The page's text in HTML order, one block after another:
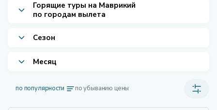
Горящие туры на Маврикий
по городам вылета
Сезон
Месяц
по популярности по убыванию цены